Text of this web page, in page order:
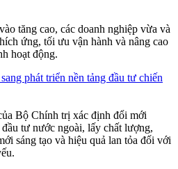
tăng cao, các doanh nghiệp vừa và
ứng, tối ưu vận hành và nâng cao
hoạt động.
phát triển nền tảng đầu tư chiến
Bộ Chính trị xác định đổi mới
tư nước ngoài, lấy chất lượng,
sáng tạo và hiệu quả lan tỏa đối với